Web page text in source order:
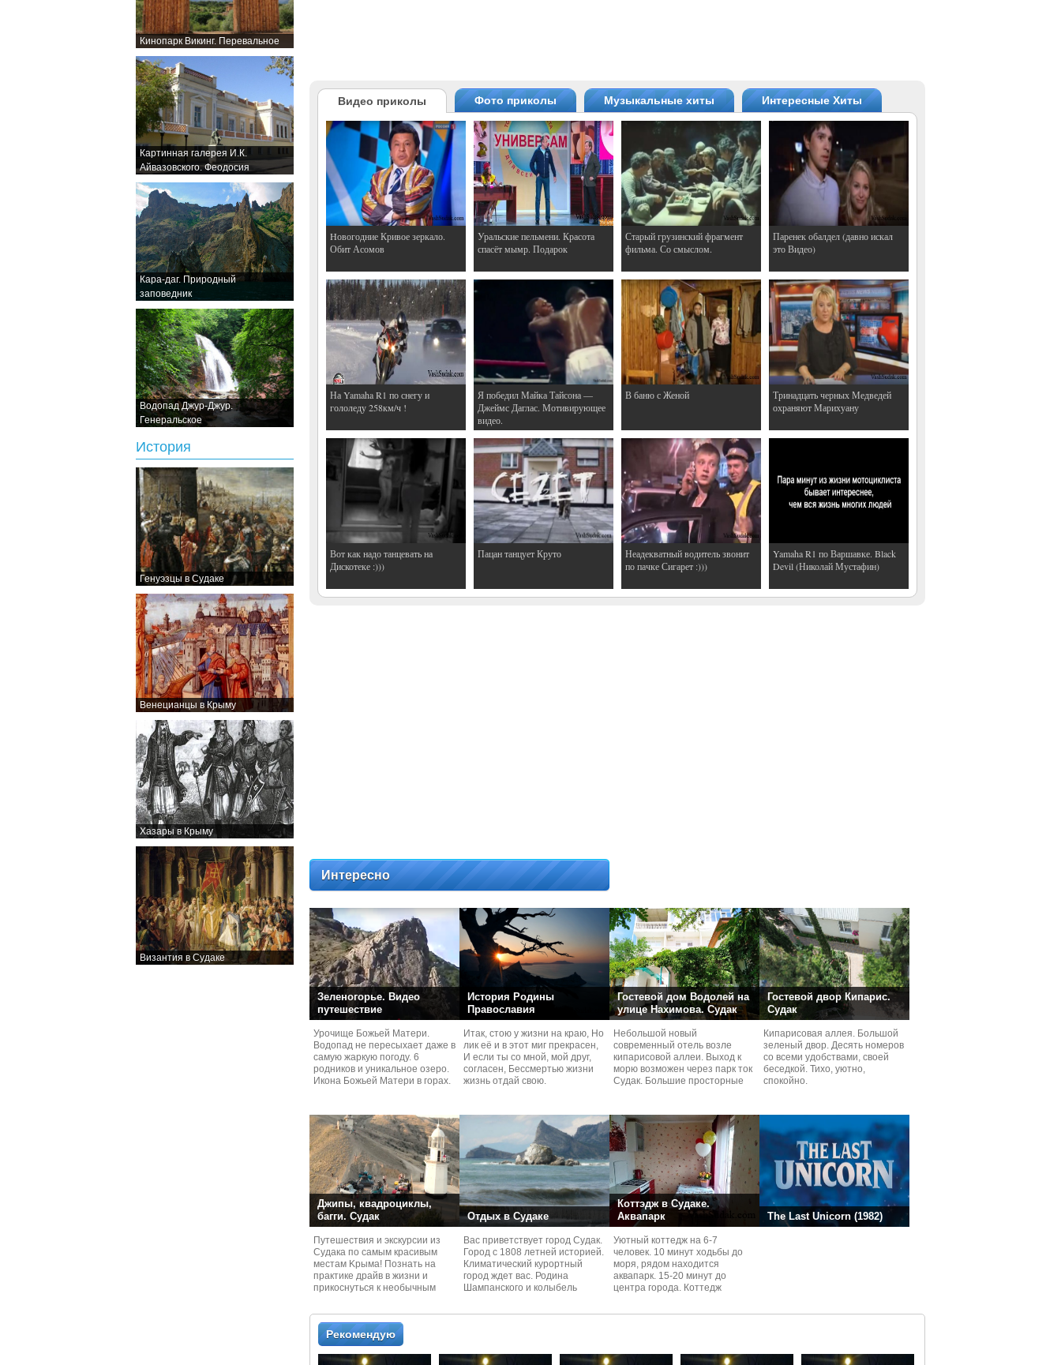
Кинопарк Викинг. Перевальное
Картинная галерея И.К.
Айвазовского. Феодосия
Кара-даг. Природный
заповедник
Водопад Джур-Джур.
Генеральское
История
Генуэзцы в Судаке
Венецианцы в Крыму
Хазары в Крыму
Византия в Судаке
Видео приколы Фото приколы Музыкальные хиты Интересные Хиты
Hовогодние Кривое зеркало.
Обит Асомов
Уральские пельмени. Красота
спасёт мымр. Подарок
Старый грузинский фрагмент
фильма. Со смыслом.
Паренек обалдел (давно искал
это Видео)
На Yamaha R1 по снегу и
гололеду 258км/ч !
Я победил Майка Тайсона —
Джеймс Даглас. Мотивирующее
видео.
В баню с Женой
Тринадцать черных Медведей
охраняют Марихуану
Вот как надо танцевать на
Дискотеке :)))
Пацан танцует Круто
Неадекватный водитель звонит
по пачке Сигарет :)))
Yamaha R1 по Варшавке. Black
Devil (Николай Мустафин)
Интересно
Зеленогорье. Видео
путешествие
Урочище Божьей Матери.
Водопад не пересыхает даже в
самую жаркую погоду. 6
родников и уникальное озеро.
Икона Божьей Матери в горах.
История Родины
Православия
Итак, стою у жизни на краю, Но
лик её и в этот миг прекрасен,
И если ты со мной, мой друг,
согласен, Бессмертью жизни
жизнь отдай свою.
Гостевой дом Водолей на
улице Нахимова. Судак
Небольшой новый
современный отель возле
кипарисовой аллеи. Выход к
морю возможен через парк ток
Судaк. Большие просторные
Гостевой двор Кипарис.
Судак
Кипарисовая аллея. Большой
зеленый двор. Десять номеров
со всеми удобствами, своей
беседкой. Тихо, уютно,
спокойно.
Джипы, квадроциклы,
багги. Судак
Путешествия и экскурcии из
Судaка по самым красивым
местам Kрыма! Познать на
практике драйв в жизни и
прикоснуться к необычным
Отдых в Судаке
Вас приветствует город Судак.
Город с 1808 летней историей.
Климатический курортный
город ждет вас. Родина
Шампанского и колыбель
Коттэдж в Судаке.
Аквапарк
Уютный коттедж на 6-7
человек. 10 минут ходьбы до
моря, рядом находится
аквапарк. 15-20 минут до
центра города. Коттедж
The Last Unicorn (1982)
Рекомендую